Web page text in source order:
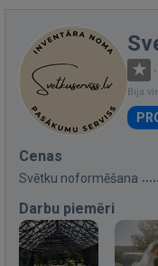
·
Bija
Cenas
Svētku noformēšana
Darbu piemēri